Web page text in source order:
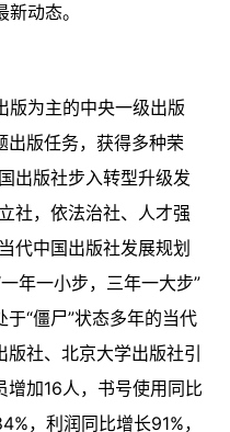
动态。
版为主的中央一级出版
出版任务，获得多种荣
出版社步入转型升级发
社，依法治社、人才强
代中国出版社发展规划
年一小步，三年一大步”
“僵尸”状态多年的当代
社、北京大学出版社引
加16人，书号使用同比
，利润同比增长91%，